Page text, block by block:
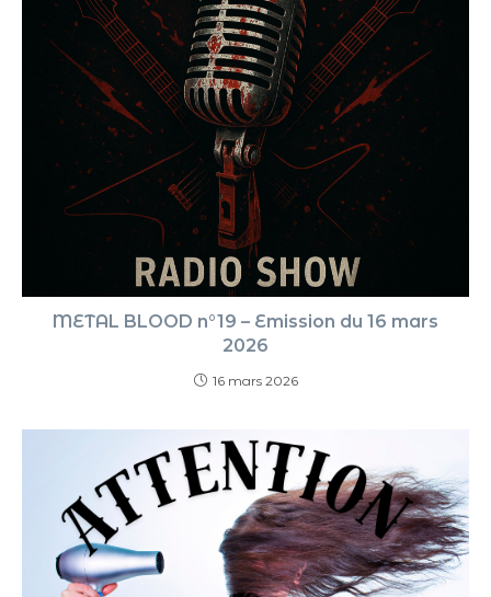
METAL BLOOD n°19 – Emission du 16 mars
2026
16 mars 2026